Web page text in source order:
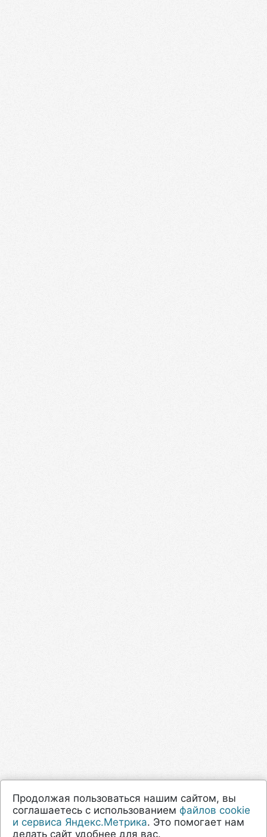
Продолжая пользоваться нашим сайтом, вы
соглашаетесь с использованием файлов cookie
и сервиса Яндекс.Метрика. Это помогает нам
делать сайт удобнее для вас.